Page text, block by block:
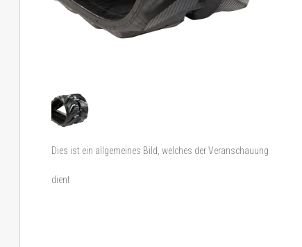
Dies ist ein allgemeines Bild, welches der Veranschauung
dient